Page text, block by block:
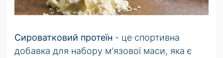
Сироватковий протеїн - це спортивна
добавка для набору м'язової маси, яка є